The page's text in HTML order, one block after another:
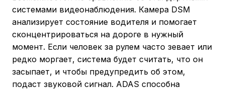
системами видеонаблюдения. Камера DSM
анализирует состояние водителя и помогает
сконцентрироваться на дороге в нужный
момент. Если человек за рулем часто зевает или
редко моргает, система будет считать, что он
засыпает, и чтобы предупредить об этом,
подаст звуковой сигнал. ADAS способна